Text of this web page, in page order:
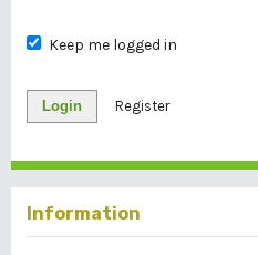
Keep me logged in
Login Register
Information